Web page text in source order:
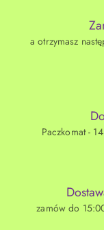
a otrzymasz
Paczkomat -
zamów do